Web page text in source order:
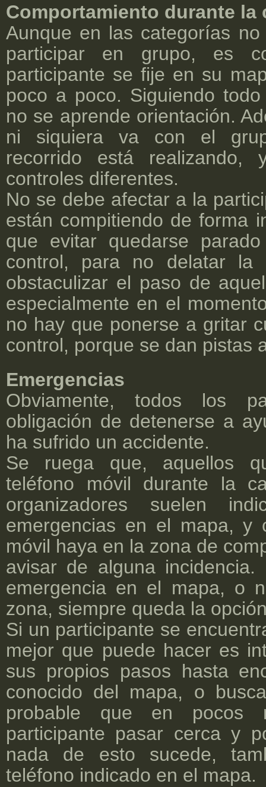
Comportamiento durante la
Aunque en las categorías
participar en grupo, es
participante se fije en su
poco a poco. Siguiendo
no se aprende orientación.
ni siquiera va con el
recorrido está realizando,
controles diferentes.
No se debe afectar a la
están compitiendo de forma
que evitar quedarse
control, para no delatar la
obstaculizar el paso de
especialmente en el
no hay que ponerse a gritar
control, porque se dan pistas
Emergencias
Obviamente, todos los
obligación de detenerse a
ha sufrido un accidente.
Se ruega que, aquellos
teléfono móvil durante la
organizadores suelen
emergencias en el mapa, y
móvil haya en la zona de
avisar de alguna
emergencia en el mapa, o
zona, siempre queda la
Si un participante se
mejor que puede hacer es
sus propios pasos hasta
conocido del mapa, o
probable que en pocos
participante pasar cerca y
nada de esto sucede,
teléfono indicado en el mapa.